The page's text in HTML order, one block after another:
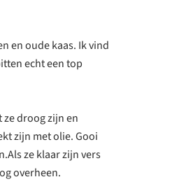
en oude kaas. Ik vind
echt een top
ze droog zijn en
zijn met olie. Gooi
ze klaar zijn vers
overheen.